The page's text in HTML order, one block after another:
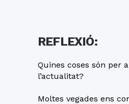
REFLEXIÓ:
Quines coses són per
l’actualitat?
Moltes vegades ens